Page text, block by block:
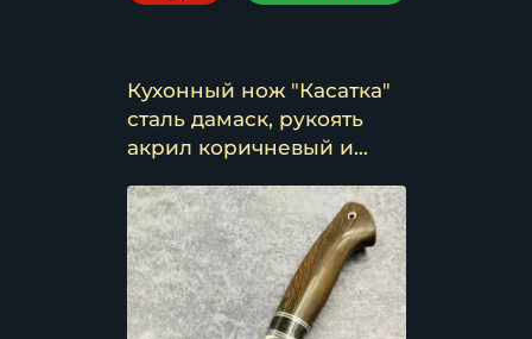
Кухонный нож "Касатка"
сталь дамаск, рукоять
акрил коричневый и